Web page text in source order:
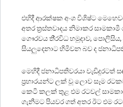
එහිදී ආරක්ෂක අංශ විශිෂ්ට
අතර ත‍්‍රස්තවාදය නිමාකර
ගෞරවය ති‍්‍රවිධ හමුදාව, පොලිසිය,
සියලුදෙනාට හිමිවන බව ද
මෙහිදී ජනාධිපතිවරයා වැඩිදුරටත්
ප‍්‍රහාරයන්ට ලක් වූ ලොව සෑම
කෙටි කලක් තුළ එම රටවල්
ගැනීමට පියවර ගත් අතර ඊට එම